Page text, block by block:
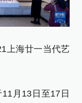
上海廿一当代艺
月13日至17日